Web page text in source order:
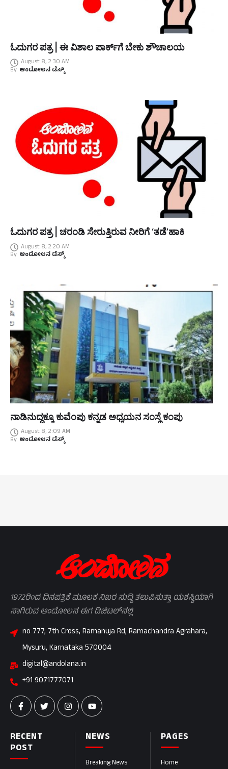
ಓದುಗರ ಪತ್ರ | ಈ ವಿಶಾಲ ಪಾರ್ಕ್‌ಗೆ ಬೇಕು ಶೌಚಾಲಯ
August 8, 2:30 AM
By ಆಂದೋಲನ ಡೆಸ್ಕ್
ಓದುಗರ ಪತ್ರ | ಚರಂಡಿ ಸೇರುತ್ತಿರುವ ನೀರಿಗೆ ‘ತಡೆ’ಹಾಕಿ
August 8, 2:20 AM
By ಆಂದೋಲನ ಡೆಸ್ಕ್
ನಾಡಿನುದ್ದಕ್ಕೂ ಕುವೆಂಪು ಕನ್ನಡ ಅಧ್ಯಯನ ಸಂಸ್ಥೆ ಕಂಪು
August 8, 2:09 AM
By ಆಂದೋಲನ ಡೆಸ್ಕ್
PAGES
Home
NEWS
Breaking News
RECENT
POST
1972ರಿಂದ ದಿನಪತ್ರಿಕೆ ಮೂಲಕ ನಿಖರ ಸುದ್ದಿ ತಲುಪಿಸುತ್ತಾ ಯಶಸ್ವಿಯಾಗಿ
ಸಾಗಿರುವ ಆಂದೋಲನ ಈಗ ಡಿಜಿಟಲ್‌ನಲ್ಲಿ
no 777, 7th Cross, Ramanuja Rd, Ramachandra Agrahara,
Mysuru, Karnataka 570004
digital@andolana.in
+91 9071777071